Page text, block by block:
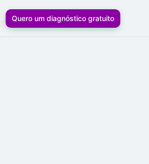
Quero um diagnóstico gratuito